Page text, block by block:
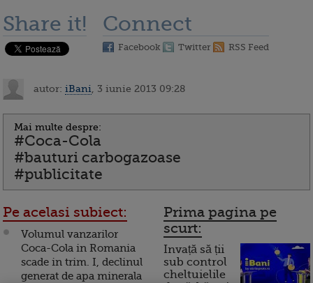
Share it! Connect
Facebook Twitter RSS Feed
autor: iBani , 3 iunie 2013 09:28
Mai multe despre:
#Coca-Cola
#bauturi carbogazoase
#publicitate
Pe acelasi subiect:
Volumul vanzarilor
Coca-Cola in Romania
scade in trim. I, declinul
generat de apa minerala
Prima pagina pe
scurt:
Invață să ții
sub control
cheltuielile